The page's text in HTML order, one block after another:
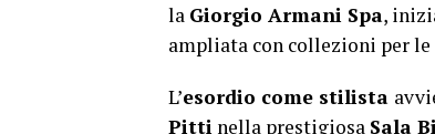
la Giorgio Armani Spa,
ampliata con collezioni per le
L’esordio come stilista
Pitti nella prestigiosa Sala